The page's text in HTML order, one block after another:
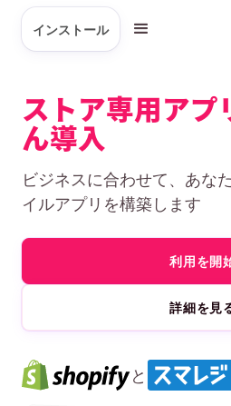
インストール
ストア専用アプ
ん導入
ビジネスに合わせて、あな
イルアプリを構築します
利用を開
詳細を見
と